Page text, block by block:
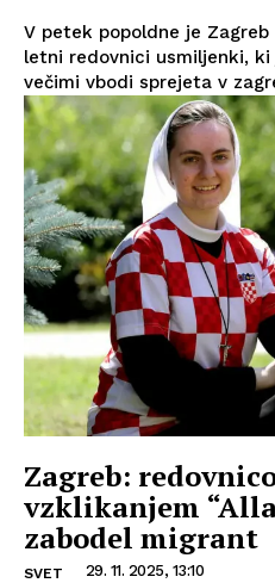
V petek popoldne je
letni redovnici usmiljenki,
večimi vbodi sprejeta v
Zagreb:
vzklikanjem
zabodel migrant
SVET 29. 11. 2025, 13:10